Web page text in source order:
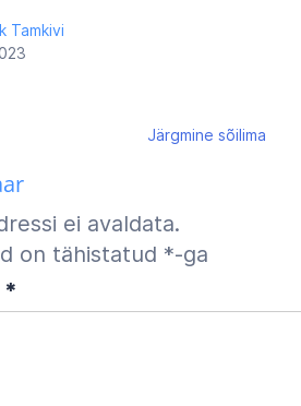
Tamkivi
Järgmine sõilima
ei avaldata.
on tähistatud *-ga
*